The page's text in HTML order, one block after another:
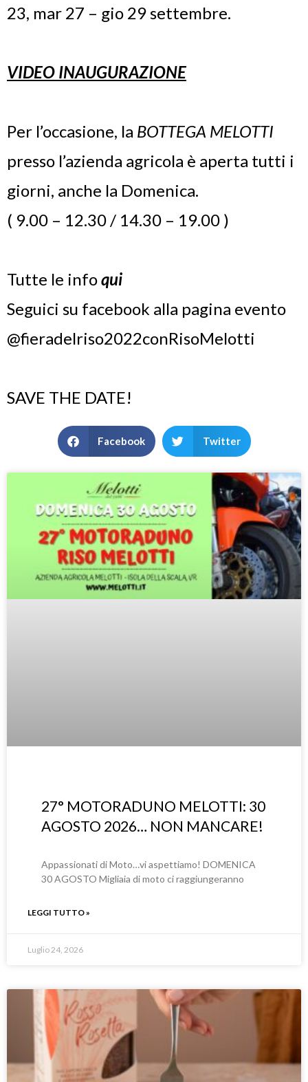
23, mar 27 – gio 29 settembre.
VIDEO INAUGURAZIONE
Per l’occasione, la BOTTEGA MELOTTI
presso l’azienda agricola è aperta tutti i
giorni, anche la Domenica.
( 9.00 – 12.30 / 14.30 – 19.00 )
Tutte le infoqui
Seguici su facebook alla pagina evento
@fieradelriso2022conRisoMelotti
SAVE THE DATE!
Facebook Twitter
27° MOTORADUNO MELOTTI: 30
AGOSTO 2026… NON MANCARE!
Appassionati di Moto…vi aspettiamo! DOMENICA
30 AGOSTO Migliaia di moto ci raggiungeranno
LEGGI TUTTO »
Luglio 24, 2026